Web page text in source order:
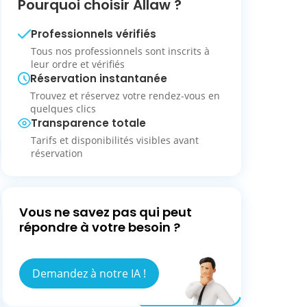
Pourquoi choisir Allaw ?
Professionnels vérifiés
Tous nos professionnels sont inscrits à
leur ordre et vérifiés
Réservation instantanée
Trouvez et réservez votre rendez-vous en
quelques clics
Transparence totale
Tarifs et disponibilités visibles avant
réservation
Vous ne savez pas qui peut
répondre à votre besoin ?
Demandez à notre IA !